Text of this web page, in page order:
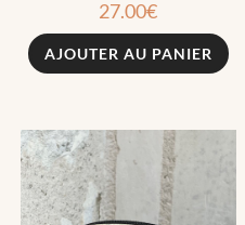
27.00€
AJOUTER AU PANIER